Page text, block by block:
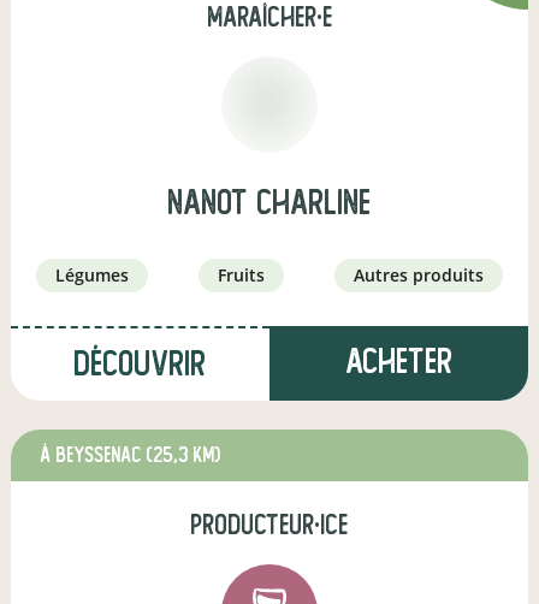
maraîcher·e
Nanot charline
légumes fruits autres produits
Découvrir Acheter
à Beyssenac (25,3 km)
producteur·ice